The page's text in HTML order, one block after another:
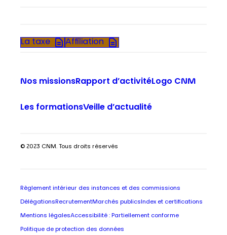
La taxe Affiliation
Nos missionsRapport d’activitéLogo CNM
Les formationsVeille d’actualité
© 2023 CNM. Tous droits réservés
Règlement intérieur des instances et des commissions
Délégations RecrutementMarchés publics Index et certifications
Mentions légalesAccessibilité : Partiellement conforme
Politique de protection des données